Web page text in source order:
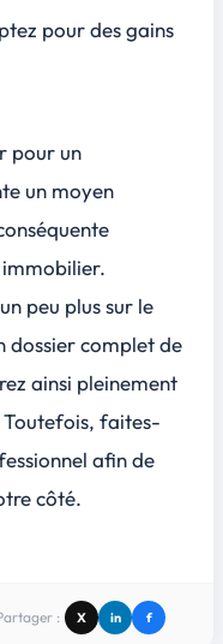
pour des gains
pour un
un moyen
immobilier.
peu plus sur le
dossier complet de
ainsi pleinement
Toutefois, faites-
afin de
côté.
: X in f